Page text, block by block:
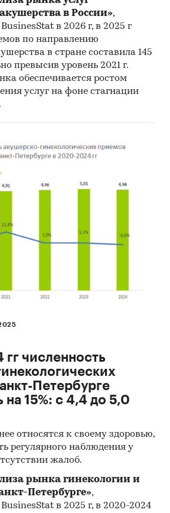
в России»,
в 2026 г, в 2025 г
по направлению
в стране составила 145
превысив уровень 2021 г.
обеспечивается ростом
услуг на фоне стагнации
численность
Петербурге
на 15%: с 4,4 до 5,0
относятся к своему здоровью,
регулярного наблюдения у
жалоб.
рынка гинекологии и
Петербурге»,
в 2025 г, в 2020-2024